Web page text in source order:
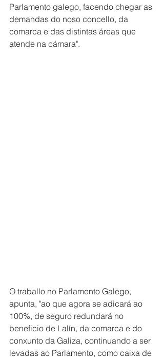
Parlamento galego, facendo chegar as
demandas do noso concello, da
comarca e das distintas áreas que
atende na cámara".
O traballo no Parlamento Galego,
apunta, "ao que agora se adicará ao
100%, de seguro redundará no
beneficio de Lalín, da comarca e do
conxunto da Galiza, continuando a ser
levadas ao Parlamento, como caixa de